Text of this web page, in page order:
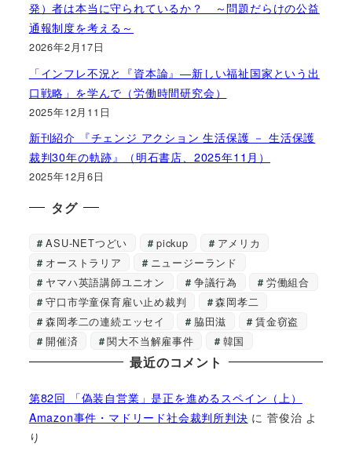
発）者は本当に守られているか？ ～問題だらけの公益
通報制度を考える～
2026年2月17日
「インフレ不況と『資本論』―新しい福祉国家という出
口戦略」を学んで（労働時間研究会）
2025年12月11日
新刊紹介 『チェンジ アクション 生活保護 － 生活保護
裁判30年の軌跡』（明石書店、2025年11月）
2025年12月6日
タグ
ASU-NETつどい pickup
アメリカ
オーストラリア
ニュージーランド
ヤマハ英語講師ユニオン
争議行為
労働組合
守口市学童保育雇い止め裁判
森岡孝二
森岡孝二の連続エッセイ
脇田滋
賃金窃盗
開催済
関大不当解雇事件 韓国
最近のコメント
第82回 「偽装自営業」是正を進めるスペイン（上）
Amazon事件・マドリード社会裁判所判決 に菅俊治 よ
り